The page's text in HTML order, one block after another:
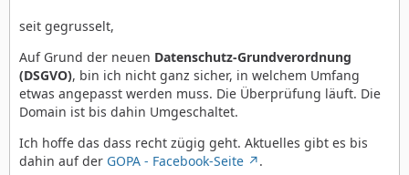
seit gegrusselt,
Auf Grund der neuen Datenschutz-Grundverordnung
(DSGVO), bin ich nicht ganz sicher, in welchem Umfang
etwas angepasst werden muss. Die Überprüfung läuft. Die
Domain ist bis dahin Umgeschaltet.
Ich hoffe das dass recht zügig geht. Aktuelles gibt es bis
dahin auf der GOPA - Facebook-Seite
.